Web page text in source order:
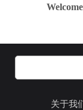
关于我